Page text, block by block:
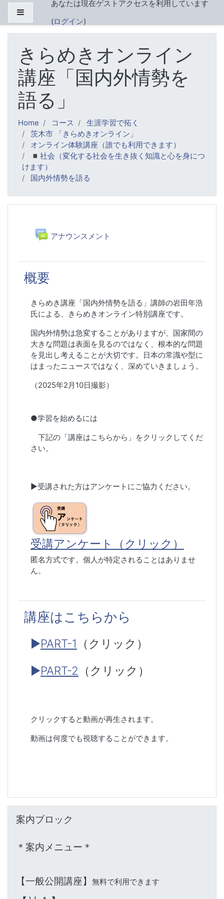
メインコンテンツへスキップする
あなたは現在ゲストアクセスを利用しています
(ログイン)
きらめきオンライン
講座「国内外情勢を
語る」
Home コース
生涯学習で拓く
茨木市 「きらめきオンライン」
オンライン体験講座（誰でも利用できます）
◾️社会（変化する社会を生き抜く知識と心を身につ
けます）
国内外情勢を語る
トピックアウトライン
一般 アナウンスメントフォーラム
概要
きらめき講座「国内外情勢を語る」講師の岩田年浩
氏による、きらめきオンライン特別講座です。
国内外情勢は急変することがありますが、国家間の
大きな問題は表面を見るのではなく、根本的な問題
を見出し考えることが大切です。日本の常識や型に
はまったニュースではなく、深めていきましょう。
（2025年2月10日撮影）
●学習を始めるには
下記の「講座はこちらから」をクリックしてくだ
さい。
▶︎受講された方はアンケートにご協力ください。
受講アンケート（クリック）
匿名方式です。個人が特定されることはありませ
ん。
講座はこちらから
▶PART-1
（クリック）
▶PART-2 （クリック）
クリックすると動画が再生されます。
動画は何度でも視聴することができます。
案内ブロック
＊案内メニュー＊
【一般公開講座】 無料で利用できます